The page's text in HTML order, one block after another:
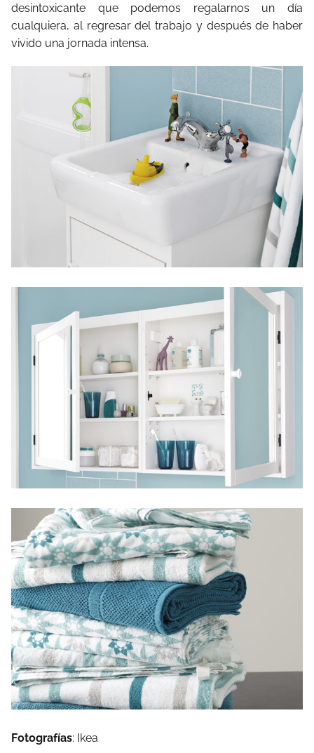
desintoxicante que podemos regalarnos un día
cualquiera, al regresar del trabajo y después de haber
vivido una jornada intensa.
Fotografías: Ikea